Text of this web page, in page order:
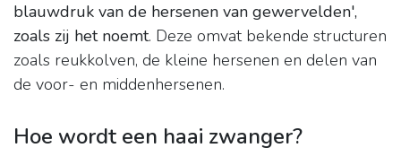
blauwdruk van de hersenen van gewervelden',
zoals zij het noemt. Deze omvat bekende structuren
zoals reukkolven, de kleine hersenen en delen van
de voor- en middenhersenen.
Hoe wordt een haai zwanger?